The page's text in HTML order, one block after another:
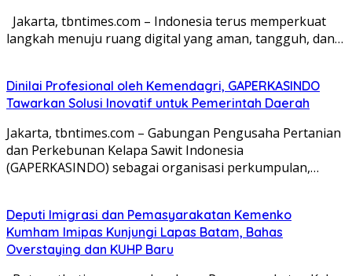
Jakarta, tbntimes.com – Indonesia terus memperkuat
langkah menuju ruang digital yang aman, tangguh, dan…
Dinilai Profesional oleh Kemendagri, GAPERKASINDO
Tawarkan Solusi Inovatif untuk Pemerintah Daerah
Jakarta, tbntimes.com – Gabungan Pengusaha Pertanian
dan Perkebunan Kelapa Sawit Indonesia
(GAPERKASINDO) sebagai organisasi perkumpulan,…
Deputi Imigrasi dan Pemasyarakatan Kemenko
Kumham Imipas Kunjungi Lapas Batam, Bahas
Overstaying dan KUHP Baru